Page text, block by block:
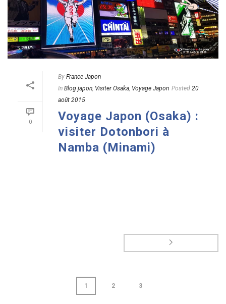
0
By France Japon
In Blog japon Visiter Osaka Voyage Japon Posted 20
août 2015
Voyage Japon (Osaka) :
visiter Dotonbori à
Namba (Minami)
1 2 3